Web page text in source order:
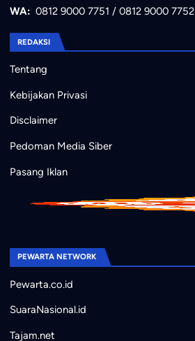
WA: 0812 9000 7751 / 0812 9000 7752
REDAKSI
Tentang
Kebijakan Privasi
Disclaimer
Pedoman Media Siber
Pasang Iklan
PEWARTA NETWORK
Pewarta.co.id
SuaraNasional.id
Tajam.net